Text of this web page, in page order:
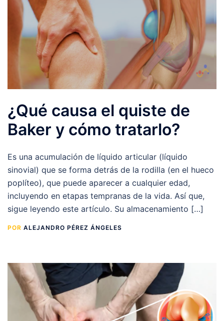
¿Qué causa el quiste de
Baker y cómo tratarlo?
Es una acumulación de líquido articular (líquido
sinovial) que se forma detrás de la rodilla (en el hueco
poplíteo), que puede aparecer a cualquier edad,
incluyendo en etapas tempranas de la vida. Así que,
sigue leyendo este artículo. Su almacenamiento […]
POR ALEJANDRO PÉREZ ÁNGELES